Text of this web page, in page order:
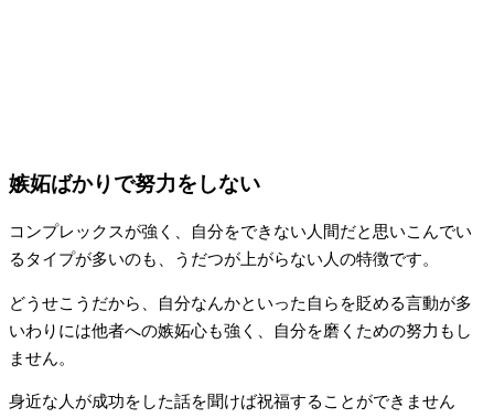
嫉妬ばかりで努力をしない
コンプレックスが強く、自分をできない人間だと思いこんでい
るタイプが多いのも、うだつが上がらない人の特徴です。
どうせこうだから、自分なんかといった自らを貶める言動が多
いわりには他者への嫉妬心も強く、自分を磨くための努力もし
ません。
身近な人が成功をした話を聞けば祝福することができません